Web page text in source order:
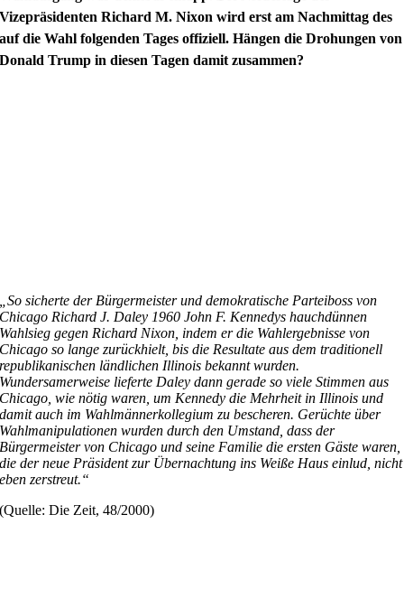
Vizepräsidenten Richard M. Nixon wird erst am Nachmittag des
auf die Wahl folgenden Tages offiziell. Hängen die Drohungen von
Donald Trump in diesen Tagen damit zusammen?
„So sicherte der Bürgermeister und demokratische Parteiboss von
Chicago Richard J. Daley 1960 John F. Kennedys hauchdünnen
Wahlsieg gegen Richard Nixon, indem er die Wahlergebnisse von
Chicago so lange zurückhielt, bis die Resultate aus dem traditionell
republikanischen ländlichen Illinois bekannt wurden.
Wundersamerweise lieferte Daley dann gerade so viele Stimmen aus
Chicago, wie nötig waren, um Kennedy die Mehrheit in Illinois und
damit auch im Wahlmännerkollegium zu bescheren. Gerüchte über
Wahlmanipulationen wurden durch den Umstand, dass der
Bürgermeister von Chicago und seine Familie die ersten Gäste waren,
die der neue Präsident zur Übernachtung ins Weiße Haus einlud, nicht
eben zerstreut.“
(Quelle: Die Zeit, 48/2000)